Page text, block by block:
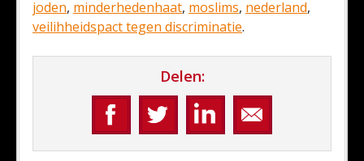
joden, minderhedenhaat, moslims, nederland,
veilihheidspact tegen discriminatie.
Delen: